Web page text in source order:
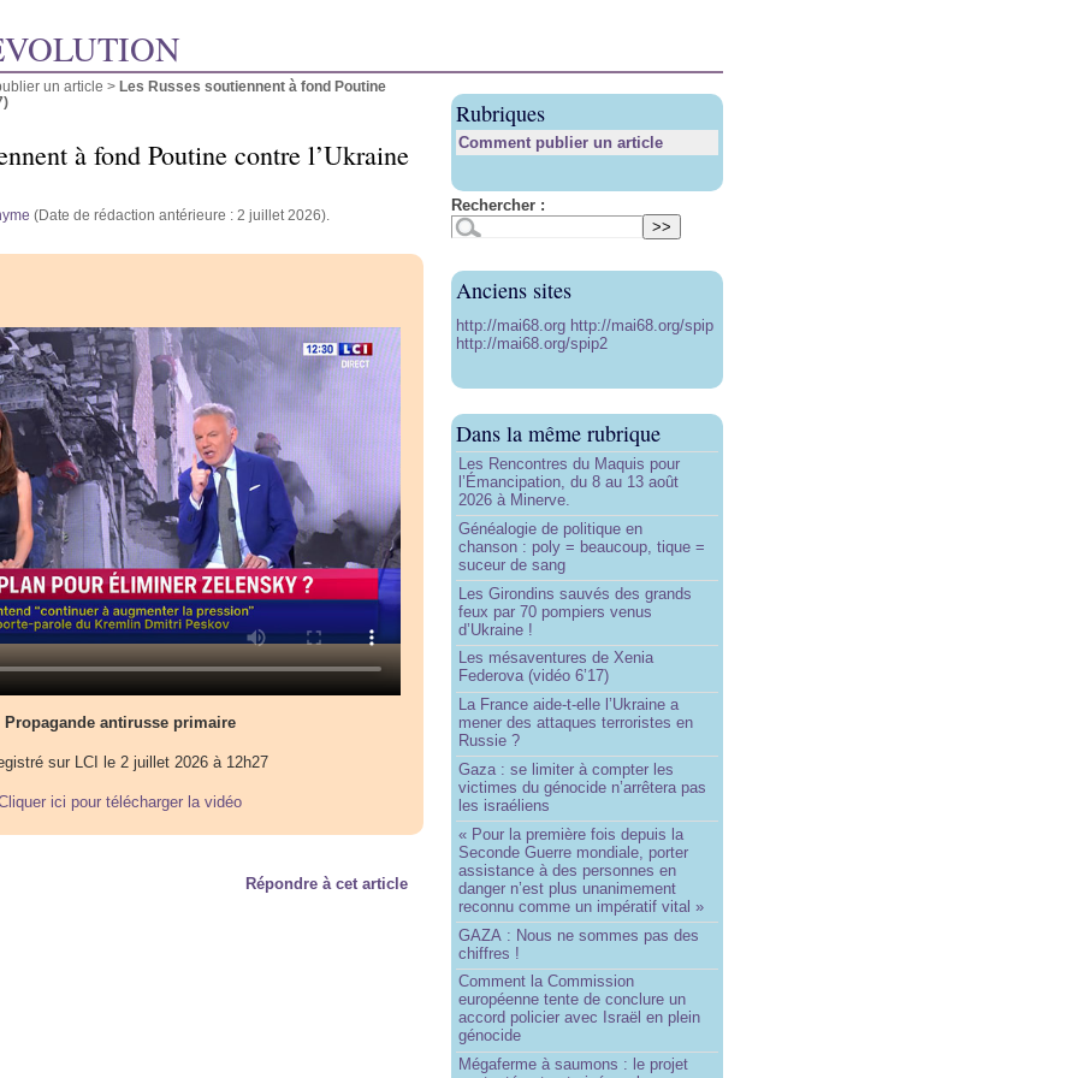
un article > Les Russes soutiennent à fond Poutine
à fond Poutine contre l’Ukraine
(Date de rédaction antérieure : 2 juillet 2026).
Propagande antirusse primaire
sur LCI le 2 juillet 2026 à 12h27
ici pour télécharger la vidéo
Répondre à cet article
Rubriques
Comment publier un article
Rechercher :
Anciens sites
http://mai68.org http://mai68.org/spip
http://mai68.org/spip2
Dans la même rubrique
Les Rencontres du Maquis pour
l’Émancipation, du 8 au 13 août
2026 à Minerve.
Généalogie de politique en
chanson : poly = beaucoup, tique =
suceur de sang
Les Girondins sauvés des grands
feux par 70 pompiers venus
d’Ukraine !
Les mésaventures de Xenia
Federova (vidéo 6’17)
La France aide-t-elle l’Ukraine a
mener des attaques terroristes en
Russie ?
Gaza : se limiter à compter les
victimes du génocide n’arrêtera pas
les israéliens
« Pour la première fois depuis la
Seconde Guerre mondiale, porter
assistance à des personnes en
danger n’est plus unanimement
reconnu comme un impératif vital »
GAZA : Nous ne sommes pas des
chiffres !
Comment la Commission
européenne tente de conclure un
accord policier avec Israël en plein
génocide
Mégaferme à saumons : le projet